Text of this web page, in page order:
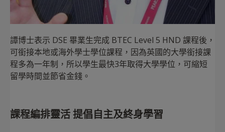
譚博士表示 DSE 畢業生完成 BTEC Level 5 HND 課程後，
可銜接本地或海外學士學位課程，因為英國的大學銜接課
程多為一年制，所以學生最快3年取得大學學位，可縮短
留學時間並節省金錢。
課程編排靈活 提倡自主及終身學習